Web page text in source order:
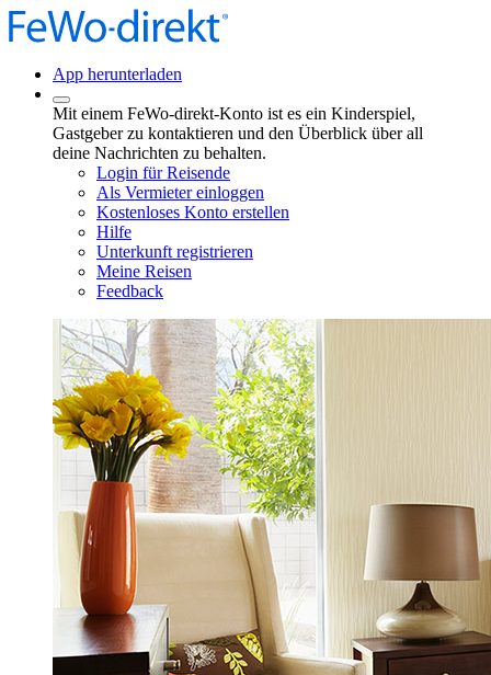
App herunterladen
Mit einem FeWo-direkt-Konto ist es ein Kinderspiel,
Gastgeber zu kontaktieren und den Überblick über all
deine Nachrichten zu behalten.
Login für Reisende
Als Vermieter einloggen
Kostenloses Konto erstellen
Hilfe
Unterkunft registrieren
Meine Reisen
Feedback